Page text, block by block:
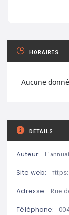
HORAIRES
Aucune
DÉTAILS
Auteur:
Site web:
Adresse: Rue
Téléphone: